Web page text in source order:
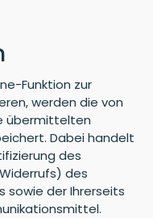
Funktion zur
werden die von
übermittelten
Dabei handelt
des
des
sowie der Ihrerseits